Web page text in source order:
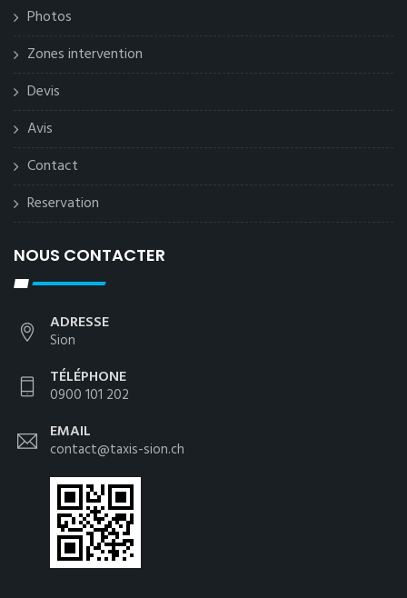
Photos
Zones intervention
Devis
Avis
Contact
Reservation
NOUS CONTACTER
ADRESSE
Sion
TÉLÉPHONE
0900 101 202
EMAIL
contact@taxis-sion.ch